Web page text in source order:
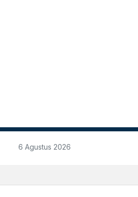
6 Agustus 2026